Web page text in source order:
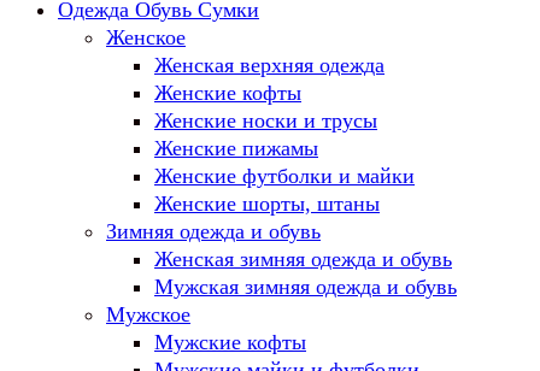
Одежда Обувь Сумки
Женское
Женская верхняя одежда
Женские кофты
Женские носки и трусы
Женские пижамы
Женские футболки и майки
Женские шорты, штаны
Зимняя одежда и обувь
Женская зимняя одежда и обувь
Мужская зимняя одежда и обувь
Мужское
Мужские кофты